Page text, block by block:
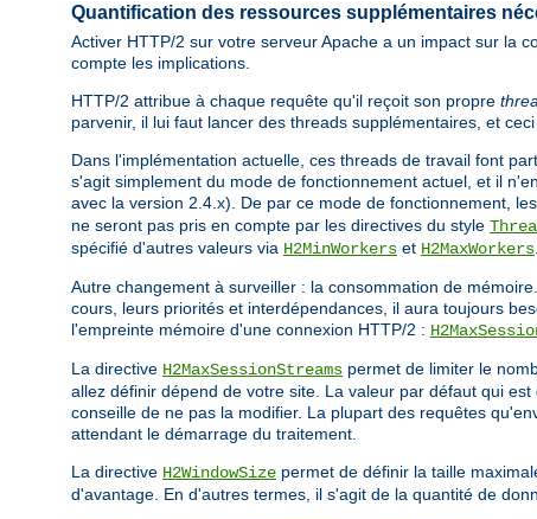
Quantification des ressources supplémentaires
Activer HTTP/2 sur votre serveur Apache a un impact sur la
compte les implications.
HTTP/2 attribue à chaque requête qu'il reçoit son propre
parvenir, il lui faut lancer des threads supplémentaires, et
Dans l'implémentation actuelle, ces threads de travail font
s'agit simplement du mode de fonctionnement actuel, et il
avec la version 2.4.x). De par ce mode de fonctionnement,
ne seront pas pris en compte par les directives du style
spécifié d'autres valeurs via H2MinWorkers et H2MaxWorkers
Autre changement à surveiller : la consommation de
cours, leurs priorités et interdépendances, il aura toujours
l'empreinte mémoire d'une connexion HTTP/2 :
La directive H2MaxSessionStreams permet de limiter le
allez définir dépend de votre site. La valeur par défaut qui
conseille de ne pas la modifier. La plupart des requêtes
attendant le démarrage du traitement.
La directive H2WindowSize permet de définir la taille
d'avantage. En d'autres termes, il s'agit de la quantité de